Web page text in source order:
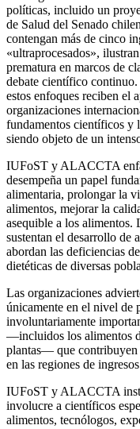
políticas, incluido un
de Salud del Senado
contengan más de cinco
«ultraprocesados»,
prematura en marcos de
debate científico continuo.
estos enfoques reciben el
organizaciones
fundamentos científicos y
siendo objeto de un
IUFoST y ALACCTA
desempeña un papel
alimentaria, prolongar la
alimentos, mejorar la
asequible a los alimentos.
sustentan el desarrollo de
abordan las deficiencias
dietéticas de diversas
Las organizaciones
​​únicamente en el nivel de
involuntariamente
—incluidos los alimentos
plantas— que contribuyen
en las regiones de
IUFoST y ALACCTA
involucre a científicos
alimentos, tecnólogos,